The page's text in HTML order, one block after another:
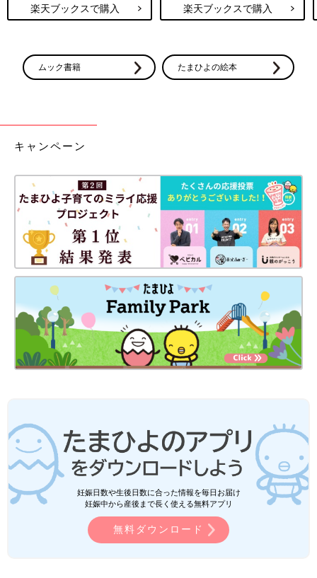
よろしければまた次回お会いしましょう〜！
Instagram @hopechimo
前の話
【じわる】お世話好
き2歳のおままごと、
完コピされる親[ほぺ
ふるでいず#46］
次の話
2歳の噛み噛み新語『お
ちゅちゅいたたいお
お』[ほぺふるでいず
#48］
楽天ブックスで購入 楽天ブックスで購入
ムック書籍 たまひよの絵本
キャンペーン
妊娠日数や生後日数に合った情報を毎日お届け
妊娠中から産後まで長く使える無料アプリ
無料ダウンロード